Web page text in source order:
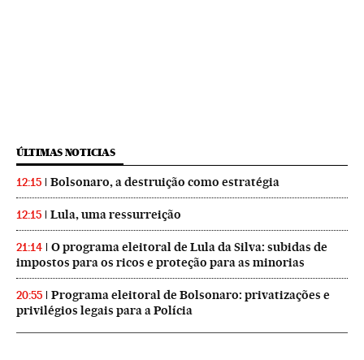
ÚLTIMAS NOTICIAS
12:15 Bolsonaro, a destruição como estratégia
12:15 Lula, uma ressurreição
21:14
O programa eleitoral de Lula da Silva: subidas de
impostos para os ricos e proteção para as minorias
20:55
Programa eleitoral de Bolsonaro: privatizações e
privilégios legais para a Polícia